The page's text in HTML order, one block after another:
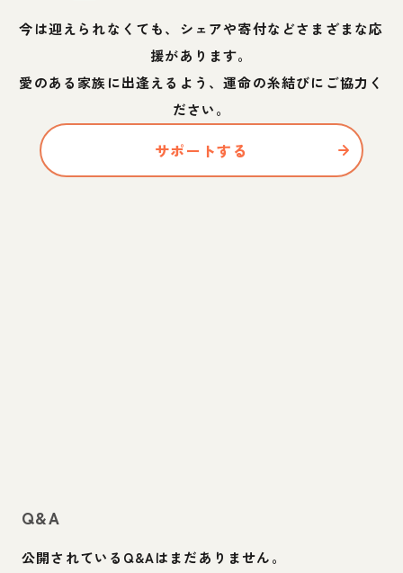
今は迎えられなくても、シェアや寄付などさまざまな応
援があります。
愛のある家族に出逢えるよう、運命の糸結びにご協力く
ださい。
サポートする
Q&A
公開されているQ&Aはまだありません。